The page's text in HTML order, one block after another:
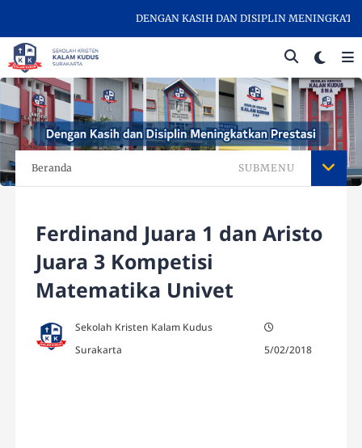
DENGAN KASIH DAN DISIPLIN
Beranda SUBMENU
Ferdinand Juara 1 dan Aristo
Juara 3 Kompetisi
Matematika Univet
Sekolah Kristen Kalam Kudus
Surakarta
5/02/2018